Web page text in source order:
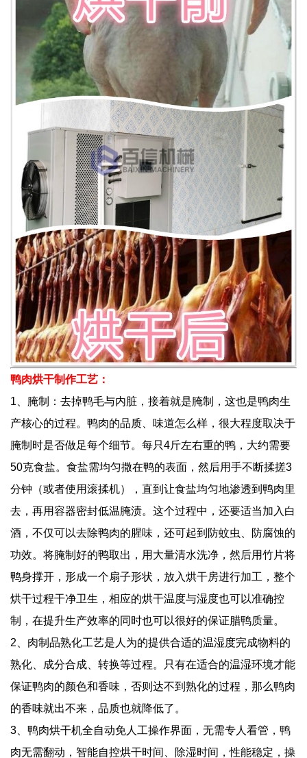
鸭肉烘干制作工艺：
1、腌制：去掉鸭毛与内脏，接着就是腌制，这也是鸭肉生
产核心的过程。鸭肉的品质、味道怎么样，很大程度取决于
腌制时是否做足每个细节。每只4斤左右重的鸭，大约需要
50克食盐。食盐需均匀撒在鸭的表面，然后用手不断揉搓3
分钟（或者使用滚揉机），直到让食盐均匀地渗透到鸭肉里
去，再用容器密封低温腌渍。这个过程中，还要适当加入白
酒，不仅可以去除鸭肉的腥味，还可起到防蚊虫、防腐蚀的
功效。将腌制好的鸭取出，用大量清水洗净，然后用竹片将
鸭身撑开，形成一个扇子形状，放入烘干房进行加工，整个
烘干过程干净卫生，相应的烘干温度与湿度也可以准确控
制，在提升生产效率的同时也可以很好的保证腊鸭质量。
2、肉制品熟化工艺是人为的提供合适的温湿度完成物料的
熟化、成分合成、转换等过程。只有在适合的温湿环境才能
保证鸭肉的颜色和香味，否则达不到熟化的过程，那么鸭肉
的香味就出不来，品质也就降低了。
3、鸭肉烘干机全自动免人工操作界面，无需专人看管，鸭
肉无需翻动，智能自控烘干时间、除湿时间，性能稳定，操